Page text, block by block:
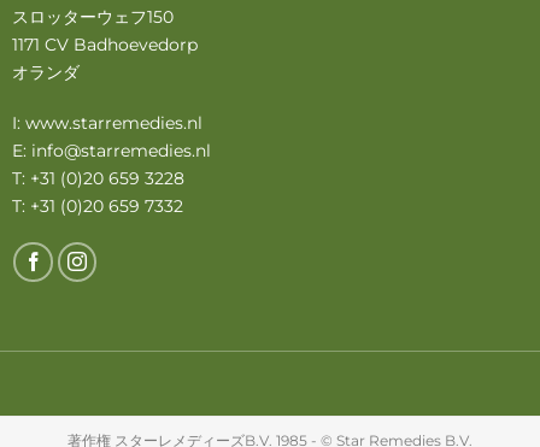
スロッターウェフ150
1171 CV Badhoevedorp
オランダ
I: www.starremedies.nl
E: info@starremedies.nl
T: +31 (0)20 659 3228
T: +31 (0)20 659 7332
著作権 スターレメディーズB.V. 1985 - © Star Remedies B.V.